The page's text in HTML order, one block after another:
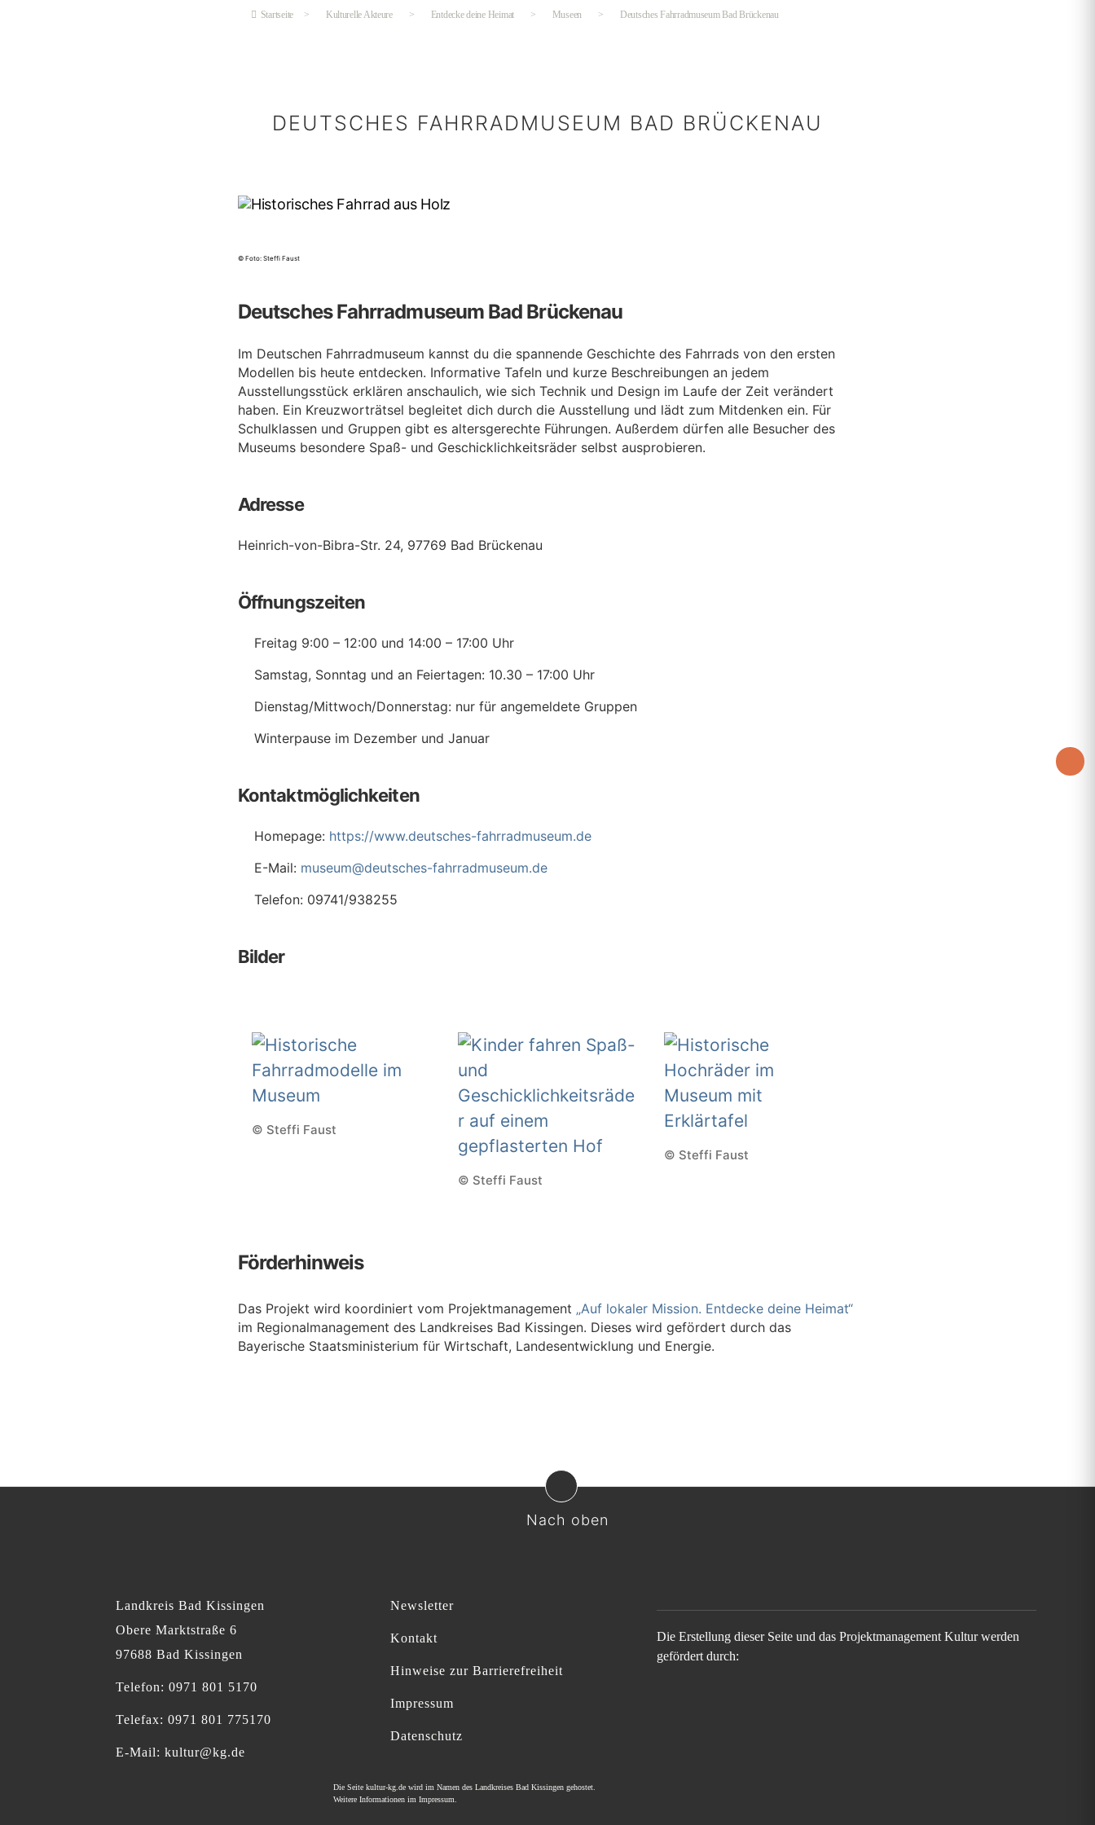
Startseite > Kulturelle Akteure > Entdecke deine Heimat > Museen > Deutsches Fahrradmuseum Bad Brückenau
DEUTSCHES FAHRRADMUSEUM BAD BRÜCKENAU
© Foto: Steffi Faust
Deutsches Fahrradmuseum Bad Brückenau
Im Deutschen Fahrradmuseum kannst du die spannende Geschichte des Fahrrads von den ersten
Modellen bis heute entdecken. Informative Tafeln und kurze Beschreibungen an jedem
Ausstellungsstück erklären anschaulich, wie sich Technik und Design im Laufe der Zeit verändert
haben. Ein Kreuzworträtsel begleitet dich durch die Ausstellung und lädt zum Mitdenken ein. Für
Schulklassen und Gruppen gibt es altersgerechte Führungen. Außerdem dürfen alle Besucher des
Museums besondere Spaß- und Geschicklichkeitsräder selbst ausprobieren.
Adresse
Heinrich-von-Bibra-Str. 24, 97769 Bad Brückenau
Öffnungszeiten
Freitag 9:00 – 12:00 und 14:00 – 17:00 Uhr
Samstag, Sonntag und an Feiertagen: 10.30 – 17:00 Uhr
Dienstag/Mittwoch/Donnerstag: nur für angemeldete Gruppen
Winterpause im Dezember und Januar
Kontaktmöglichkeiten
Homepage: https://www.deutsches-fahrradmuseum.de
E-Mail: museum@deutsches-fahrradmuseum.de
Telefon: 09741/938255
Bilder
© Steffi Faust
© Steffi Faust
© Steffi Faust
Förderhinweis
Das Projekt wird koordiniert vom Projektmanagement „Auf lokaler Mission. Entdecke deine Heimat“
im Regionalmanagement des Landkreises Bad Kissingen. Dieses wird gefördert durch das
Bayerische Staatsministerium für Wirtschaft, Landesentwicklung und Energie.
Nach oben
Landkreis Bad Kissingen
Obere Marktstraße 6
97688 Bad Kissingen
Telefon: 0971 801 5170
Telefax: 0971 801 775170
E-Mail: kultur@kg.de
Newsletter
Kontakt
Hinweise zur Barrierefreiheit
Impressum
Datenschutz
Die Seite kultur-kg.dewird im Namen des Landkreises Bad Kissingengehostet.
Weitere Informationen im Impressum
Die Erstellung dieser Seite und das Projektmanagement Kultur werden
gefördert durch: